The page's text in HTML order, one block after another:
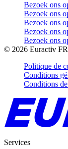
Bezoek ons
Bezoek ons
Bezoek ons
Bezoek ons
Bezoek ons
© 2026 Euractiv FR
Politique de
Conditions
Conditions
Services